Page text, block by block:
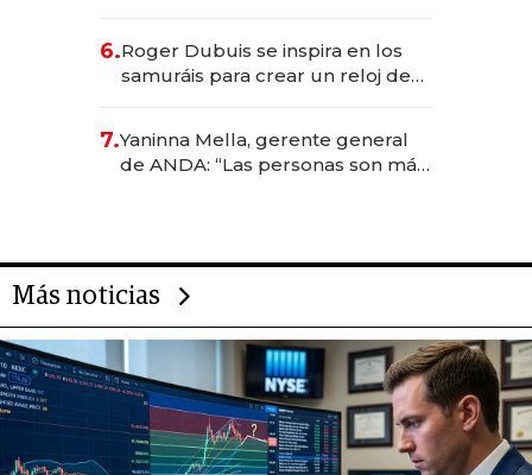
6.Roger Dubuis se inspira en los
samuráis para crear un reloj de
7.Yaninna Mella, gerente general
de ANDA: “Las personas son más
Más noticias